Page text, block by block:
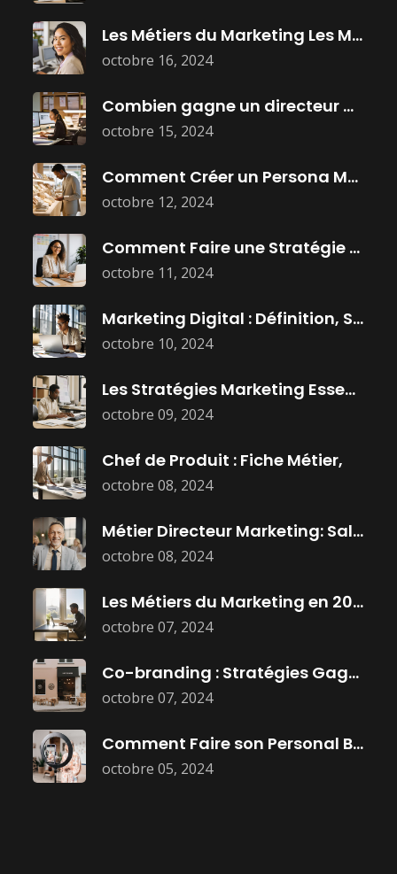
octobre 16, 2024
Les Métiers du Marketing Les Mieux
octobre 15, 2024
Combien gagne un directeur marketing ?
octobre 12, 2024
Comment Créer un Persona Marketing Efficace
octobre 11, 2024
Comment Faire une Stratégie Marketing Efficace
octobre 10, 2024
Marketing Digital : Définition, Stratégies, et
octobre 09, 2024
Les Stratégies Marketing Essentielles Pour Dominer
octobre 08, 2024
Chef de Produit : Fiche Métier,
octobre 08, 2024
Métier Directeur Marketing: Salaire, Mission, et
octobre 07, 2024
Les Métiers du Marketing en 2025
octobre 07, 2024
Co-branding : Stratégies Gagnantes pour Booster
octobre 05, 2024
Comment Faire son Personal Branding :